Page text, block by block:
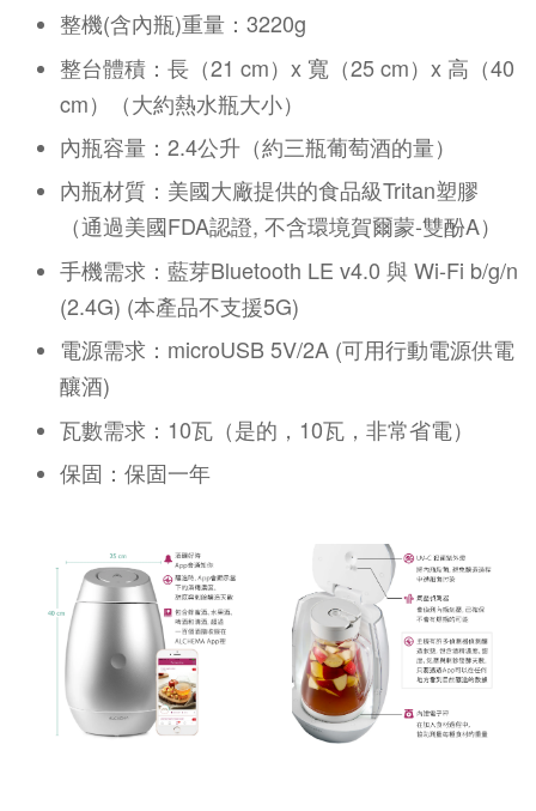
整機(含內瓶)重量：3220g
整台體積：長（21 cm）x 寬（25 cm）x 高（40
cm）（大約熱水瓶大小）
內瓶容量：2.4公升（約三瓶葡萄酒的量）
內瓶材質：美國大廠提供的食品級Tritan塑膠
（通過美國FDA認證, 不含環境賀爾蒙-雙酚A）
手機需求：藍芽Bluetooth LE v4.0 與 Wi-Fi b/g/n
(2.4G) (本產品不支援5G)
電源需求：microUSB 5V/2A (可用行動電源供電
釀酒)
瓦數需求：10瓦（是的，10瓦，非常省電）
保固：保固一年